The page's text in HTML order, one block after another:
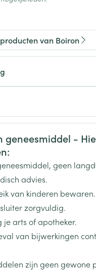
van Boiron
3133030
Boiron
14 mm
14 mm
66 mm
geneesmiddel -
geen
advies.
van kinderen bewaren.
zorgvuldig.
je arts of apotheker.
van bijwerkingen
zijn geen gewone